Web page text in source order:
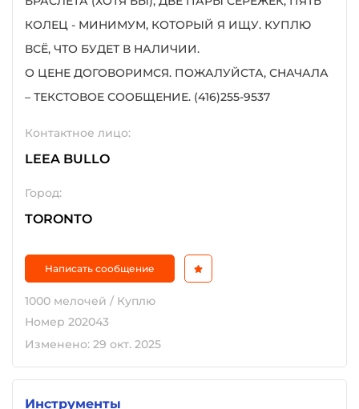
КОЛЕЦ - МИНИМУМ, КОТОРЫЙ Я ИЩУ. КУПЛЮ
ВСЁ, ЧТО БУДЕТ В НАЛИЧИИ.
О ЦЕНЕ ДОГОВОРИМСЯ. ПОЖАЛУЙСТА, СНАЧАЛА
– ТЕКСТОВОЕ СООБЩЕНИЕ. (416)255-9537
Контактное лицо:
LEEA BULLO
Город:
TORONTO
Написать сообщение
1000 мелочей / Куплю
Номер 202043
Изменено: 29 окт. 2025
Инструменты